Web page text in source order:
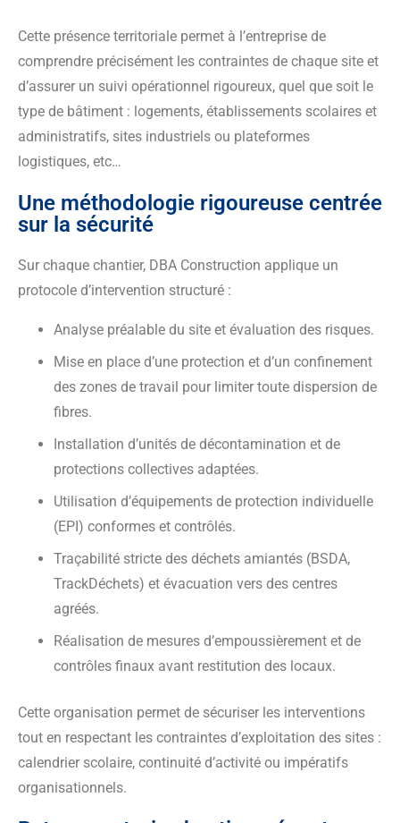
Cette présence territoriale permet à l’entreprise de
comprendre précisément les contraintes de chaque site et
d’assurer un suivi opérationnel rigoureux, quel que soit le
type de bâtiment : logements, établissements scolaires et
administratifs, sites industriels ou plateformes
logistiques, etc…
Une méthodologie rigoureuse centrée
sur la sécurité
Sur chaque chantier, DBA Construction applique un
protocole d’intervention structuré :
Analyse préalable du site et évaluation des risques.
Mise en place d’une protection et d’un confinement
des zones de travail pour limiter toute dispersion de
fibres.
Installation d’unités de décontamination et de
protections collectives adaptées.
Utilisation d’équipements de protection individuelle
(EPI) conformes et contrôlés.
Traçabilité stricte des déchets amiantés (BSDA,
TrackDéchets) et évacuation vers des centres
agréés.
Réalisation de mesures d’empoussièrement et de
contrôles finaux avant restitution des locaux.
Cette organisation permet de sécuriser les interventions
tout en respectant les contraintes d’exploitation des sites :
calendrier scolaire, continuité d’activité ou impératifs
organisationnels.